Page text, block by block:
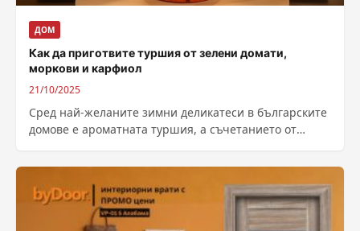
ДОМ
Как да приготвите туршия от зелени домати,
моркови и карфиол
21/10/2025
Сред най-желаните зимни деликатеси в българските
домове е ароматната туршия, а съчетанието от